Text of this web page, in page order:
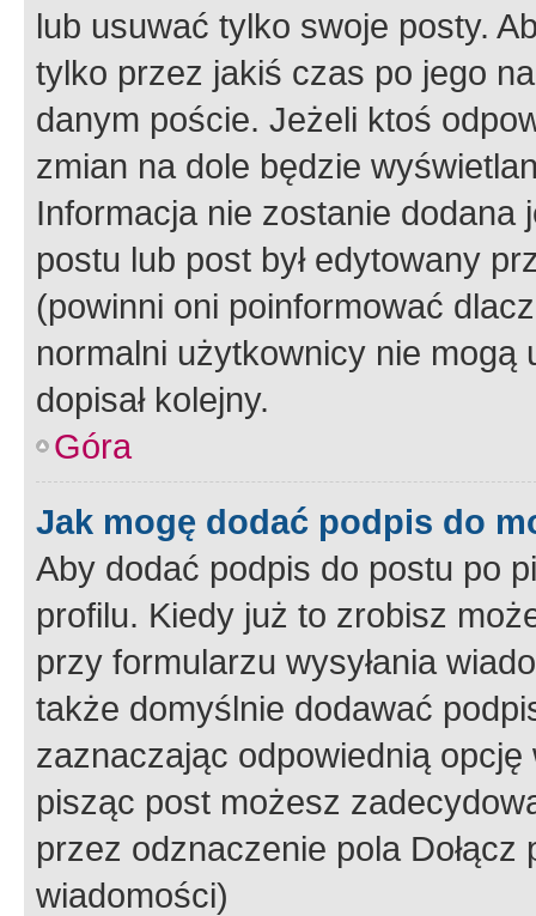
lub usuwać tylko swoje posty.
tylko przez jakiś czas po jego
danym poście. Jeżeli ktoś
zmian na dole będzie
Informacja nie zostanie dodana
postu lub post był edytowany
(powinni oni poinformować
normalni użytkownicy nie
dopisał kolejny.
Góra
Jak mogę dodać podpis do
Aby dodać podpis do postu po
profilu. Kiedy już to zrobisz
przy formularzu wysyłania
także domyślnie dodawać
zaznaczając odpowiednią
pisząc post możesz
przez odznaczenie pola
wiadomości)